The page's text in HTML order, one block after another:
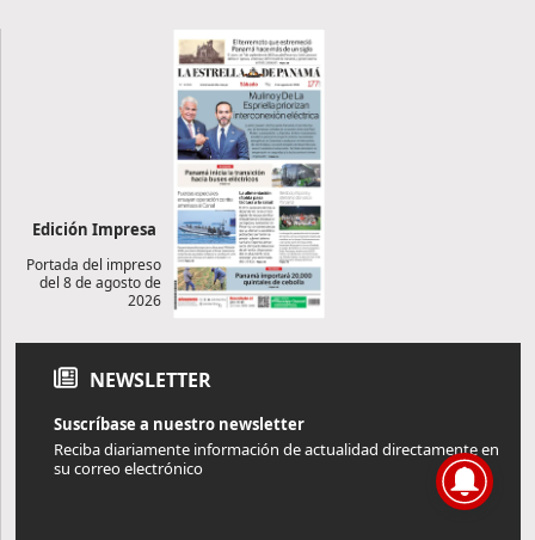
Edición Impresa
Portada del impreso
del 8 de agosto de
2026
NEWSLETTER
Suscríbase a nuestro newsletter
Reciba diariamente información de actualidad directamente en
su correo electrónico